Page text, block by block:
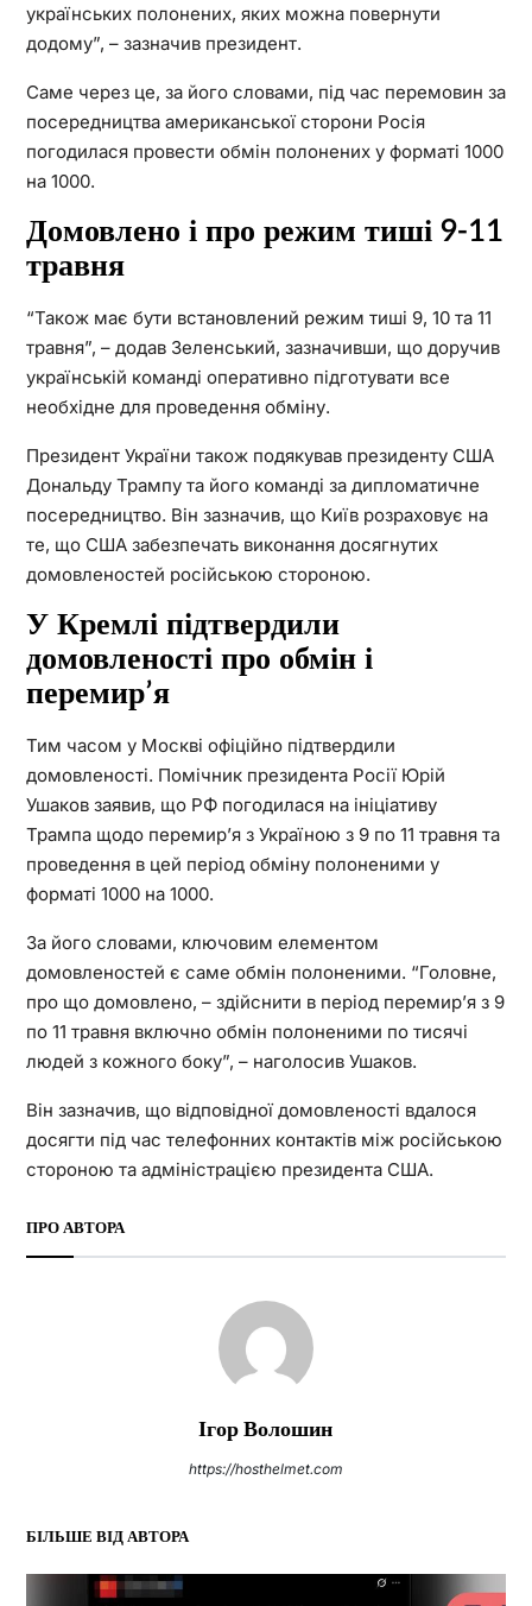
українських полонених, яких можна повернути
додому”, – зазначив президент.
Саме через це, за його словами, під час перемовин за
посередництва американської сторони Росія
погодилася провести обмін полонених у форматі 1000
на 1000.
Домовлено і про режим тиші 9-11
травня
“Також має бути встановлений режим тиші 9, 10 та 11
травня”, – додав Зеленський, зазначивши, що доручив
українській команді оперативно підготувати все
необхідне для проведення обміну.
Президент України також подякував президенту США
Дональду Трампу та його команді за дипломатичне
посередництво. Він зазначив, що Київ розраховує на
те, що США забезпечать виконання досягнутих
домовленостей російською стороною.
У Кремлі підтвердили
домовленості про обмін і
перемир’я
Тим часом у Москві офіційно підтвердили
домовленості. Помічник президента Росії Юрій
Ушаков заявив, що РФ погодилася на ініціативу
Трампа щодо перемир’я з Україною з 9 по 11 травня та
проведення в цей період обміну полоненими у
форматі 1000 на 1000.
За його словами, ключовим елементом
домовленостей є саме обмін полоненими. “Головне,
про що домовлено, – здійснити в період перемир’я з 9
по 11 травня включно обмін полоненими по тисячі
людей з кожного боку”, – наголосив Ушаков.
Він зазначив, що відповідної домовленості вдалося
досягти під час телефонних контактів між російською
стороною та адміністрацією президента США.
ПРО АВТОРА
Ігор Волошин
https://hosthelmet.com
БІЛЬШЕ ВІД АВТОРА